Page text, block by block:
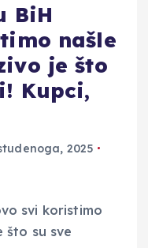
BiH
našle
je što
Kupci,
2025